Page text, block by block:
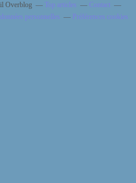
Overblog Top articles
Contact
personnelles Préférences cookies